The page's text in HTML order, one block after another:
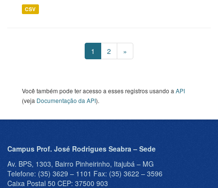
CSV
1 2 »
Você também pode ter acesso a esses registros usando a API
(veja Documentação da API).
Campus Prof. José Rodrigues Seabra – Sede
Av. BPS, 1303, Bairro Pinheirinho, Itajubá – MG
Telefone: (35) 3629 – 1101 Fax: (35) 3622 – 3596
Caixa Postal 50 CEP: 37500 903